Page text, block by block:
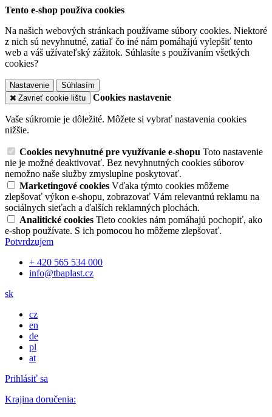
Tento e-shop používa cookies
Na našich webových stránkach používame súbory cookies. Niektoré
z nich sú nevyhnutné, zatiaľ čo iné nám pomáhajú vylepšiť tento
web a váš užívateľský zážitok. Súhlasíte s používaním všetkých
cookies?
Nastavenie
Súhlasím
Zavrieť cookie lištu
Cookies nastavenie
Vaše súkromie je dôležité. Môžete si vybrať nastavenia cookies
nižšie.
Cookies nevyhnutné pre využívanie e-shopu Toto nastavenie
nie je možné deaktivovať. Bez nevyhnutných cookies súborov
nemožno naše služby zmysluplne poskytovať.
Marketingové cookies Vďaka týmto cookies môžeme
zlepšovať výkon e-shopu, zobrazovať Vám relevantnú reklamu na
sociálnych sieťach a ďalších reklamných plochách.
Analitické cookies Tieto cookies nám pomáhajú pochopiť, ako
e-shop používate. S ich pomocou ho môžeme zlepšovať.
Potvrdzujem
+ 420 565 534 000
info@tbaplast.cz
sk
cz
en
de
pl
at
Prihlásiť sa
Krajina doručenia: